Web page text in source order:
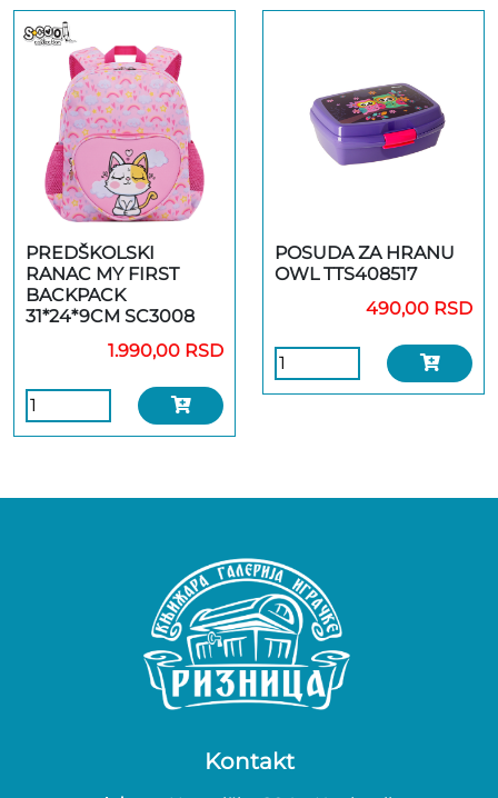
PREDŠKOLSKI
RANAC MY FIRST
BACKPACK
31*24*9CM SC3008
1.990,00 RSD
POSUDA ZA HRANU
OWL TTS408517
490,00 RSD
Kontakt